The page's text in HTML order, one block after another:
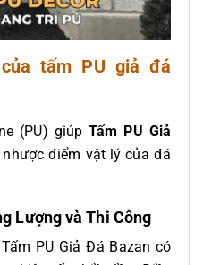
tấm PU giả đá
(PU) giúpTấm PU Giả
điểm vật lý của đá
Lượng và Thi Công
PU Giả Đá Bazan có